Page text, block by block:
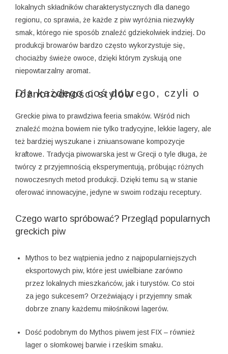
lokalnych składników charakterystycznych dla danego
regionu, co sprawia, że każde z piw wyróżnia niezwykły
smak, którego nie sposób znaleźć gdziekolwiek indziej. Do
produkcji browarów bardzo często wykorzystuje się,
chociażby świeże owoce, dzięki którym zyskują one
niepowtarzalny aromat.
Dla każdego coś dobrego, czyli o różnorodności stylów
Greckie piwa to prawdziwa feeria smaków. Wśród nich
znaleźć można bowiem nie tylko tradycyjne, lekkie lagery, ale
też bardziej wyszukane i zniuansowane kompozycje
kraftowe. Tradycja piwowarska jest w Grecji o tyle długa, że
twórcy z przyjemnością eksperymentują, próbując różnych
nowoczesnych metod produkcji. Dzięki temu są w stanie
oferować innowacyjne, jedyne w swoim rodzaju receptury.
Czego warto spróbować? Przegląd popularnych
greckich piw
Mythos to bez wątpienia jedno z najpopularniejszych
eksportowych piw, które jest uwielbiane zarówno
przez lokalnych mieszkańców, jak i turystów. Co stoi
za jego sukcesem? Orzeźwiający i przyjemny smak
dobrze znany każdemu miłośnikowi lagerów.
Dość podobnym do Mythos piwem jest FIX – również
lager o słomkowej barwie i rześkim smaku.